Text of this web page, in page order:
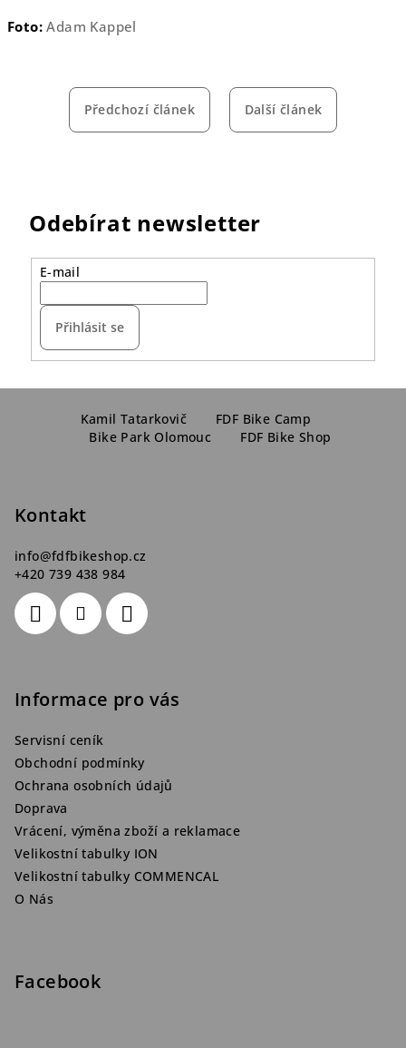
Foto: Adam Kappel
Předchozí článek Další článek
Odebírat newsletter
E-mail
Přihlásit se
Kamil Tatarkovič
FDF Bike Camp
Bike Park Olomouc
FDF Bike Shop
Kontakt
info@fdfbikeshop.cz
+420 739 438 984
Informace pro vás
Servisní ceník
Obchodní podmínky
Ochrana osobních údajů
Doprava
Vrácení, výměna zboží a reklamace
Velikostní tabulky ION
Velikostní tabulky COMMENCAL
O Nás
Facebook